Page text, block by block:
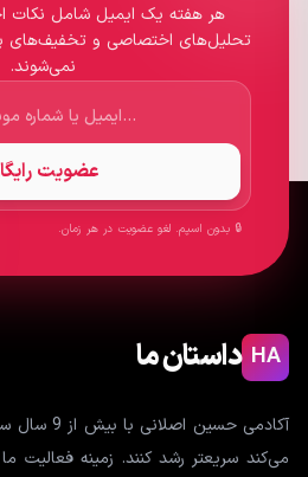
هر هفته یک ایمیل شامل نکات
تحلیل‌های اختصاصی و تخفیف‌های
نمی‌شوند.
عضویت
🔒 بدون اسپم. لغو عضویت در هر زمان.
HA داستان ما
آکادمی
می‌کند سریعتر رشد کنند. زمینه